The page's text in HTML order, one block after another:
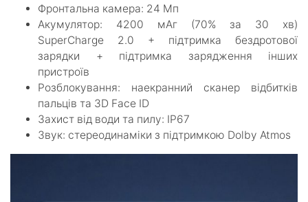
Фронтальна камера: 24 Мп
Акумулятор: 4200 мАг (70% за 30 хв)
SuperCharge 2.0 + підтримка бездротової
зарядки + підтримка зарядження інших
пристроїв
Розблокування: наекранний сканер відбитків
пальців та 3D Face ID
Захист від води та пилу: IP67
Звук: стереодинаміки з підтримкою Dolby Atmos